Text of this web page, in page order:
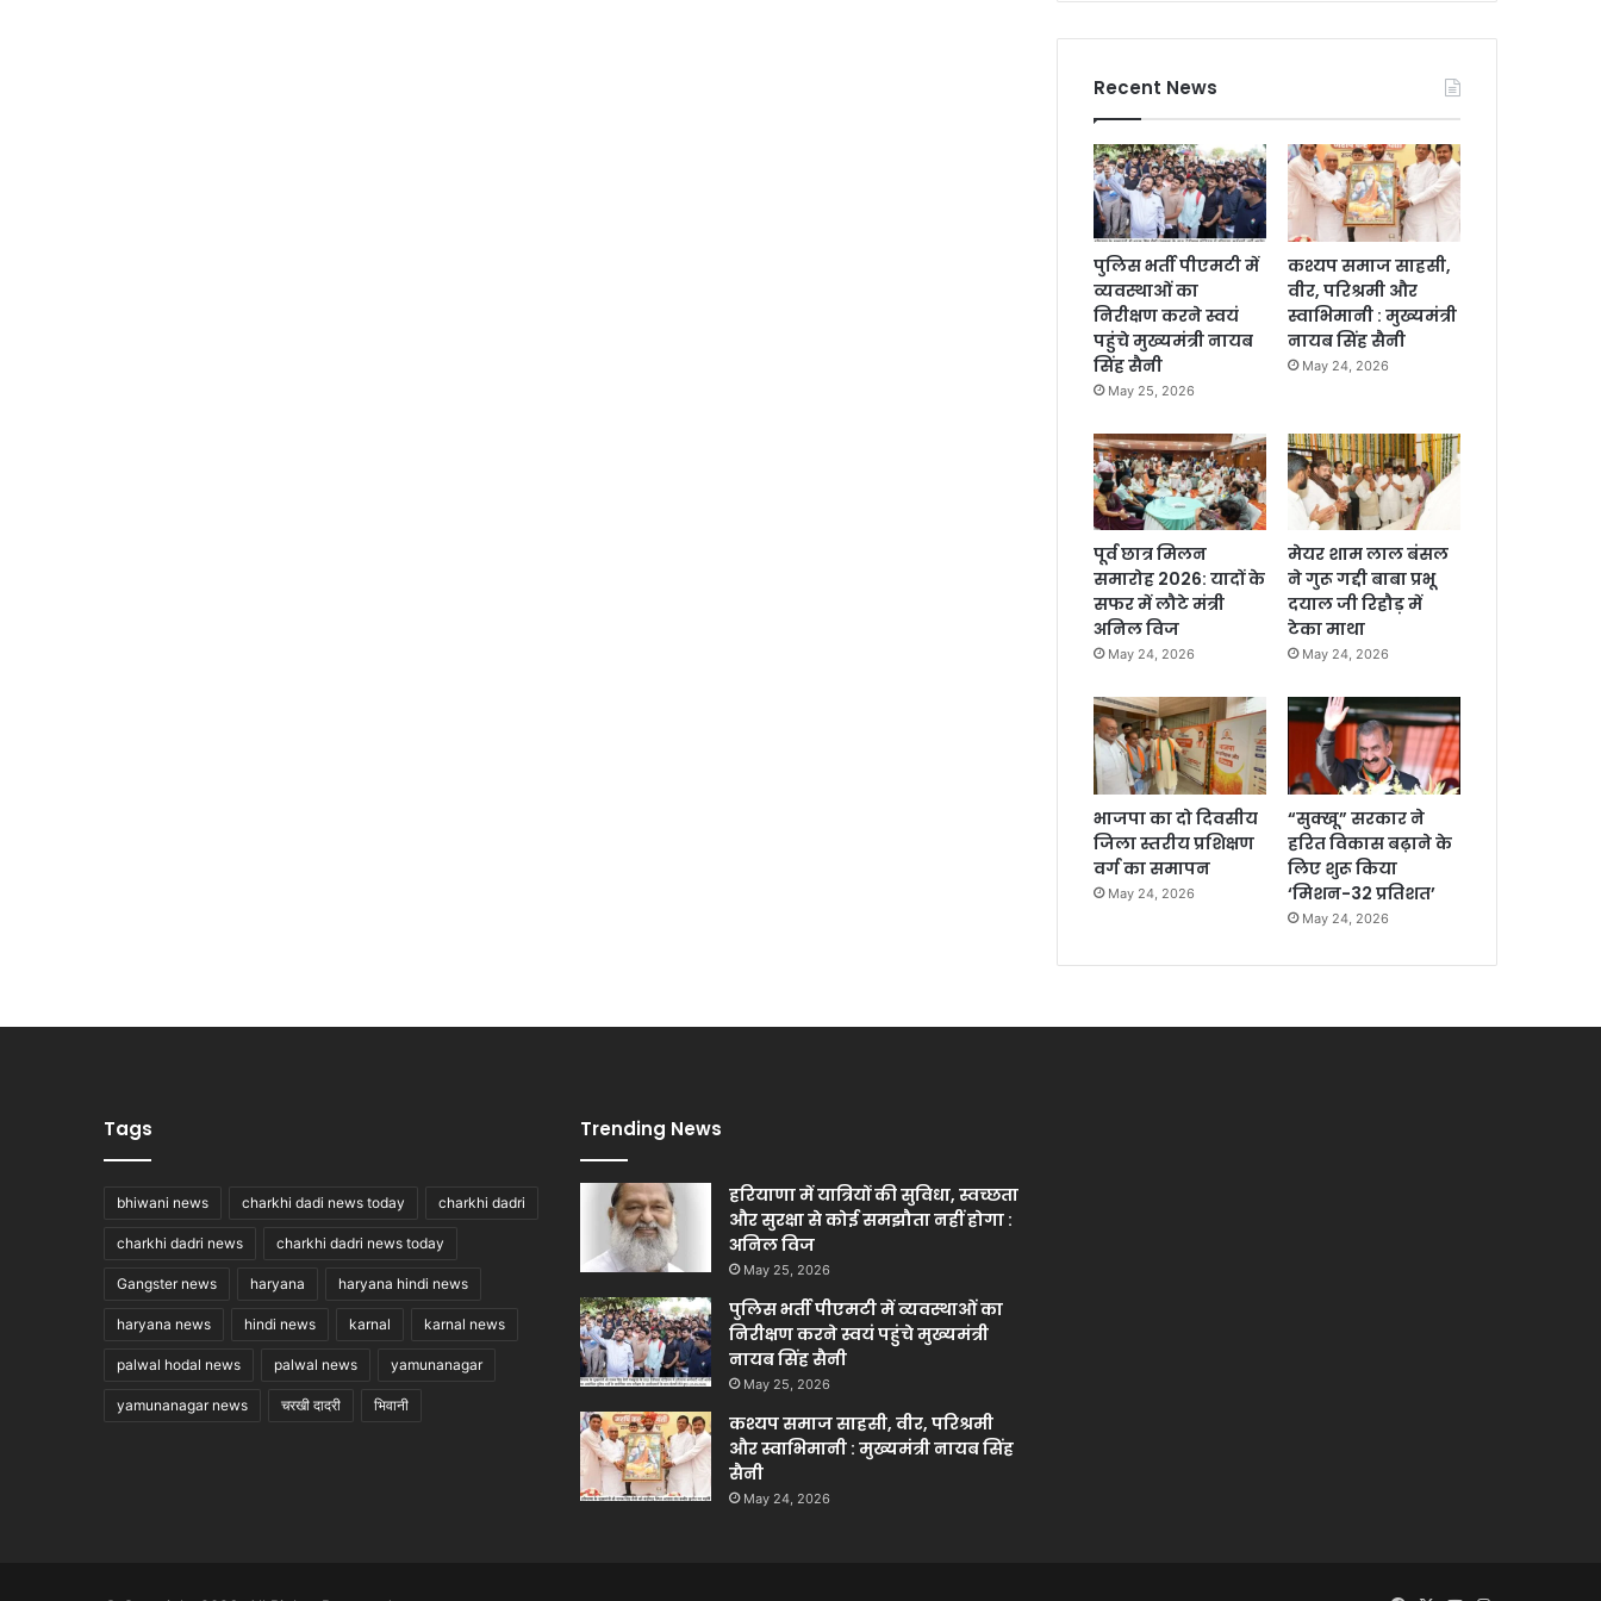
Recent News
पुलिस भर्ती पीएमटी में
व्यवस्थाओं का
निरीक्षण करने स्वयं
पहुंचे मुख्यमंत्री नायब
सिंह सैनी
May 25, 2026
कश्यप समाज साहसी,
वीर, परिश्रमी और
स्वाभिमानी : मुख्यमंत्री
नायब सिंह सैनी
May 24, 2026
पूर्व छात्र मिलन
समारोह 2026: यादों के
सफर में लौटे मंत्री
अनिल विज
May 24, 2026
मेयर शाम लाल बंसल
ने गुरू गद्दी बाबा प्रभू
दयाल जी रिहौड़ में
टेका माथा
May 24, 2026
भाजपा का दो दिवसीय
जिला स्तरीय प्रशिक्षण
वर्ग का समापन
May 24, 2026
“सुक्खू” सरकार ने
हरित विकास बढ़ाने के
लिए शुरू किया
‘मिशन-32 प्रतिशत’
May 24, 2026
Tags
bhiwani news charkhi dadi news today charkhi dadri
charkhi dadri news charkhi dadri news today
Gangster news haryana haryana hindi news
haryana news hindi news karnal karnal news
palwal hodal news palwal news yamunanagar
yamunanagar news चरखी दादरी भिवानी
Trending News
हरियाणा में यात्रियों की सुविधा, स्वच्छता
और सुरक्षा से कोई समझौता नहीं होगा :
अनिल विज
May 25, 2026
पुलिस भर्ती पीएमटी में व्यवस्थाओं का
निरीक्षण करने स्वयं पहुंचे मुख्यमंत्री
नायब सिंह सैनी
May 25, 2026
कश्यप समाज साहसी, वीर, परिश्रमी
और स्वाभिमानी : मुख्यमंत्री नायब सिंह
सैनी
May 24, 2026